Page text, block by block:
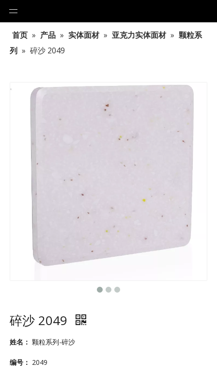
首页 » 产品 » 实体面材 » 亚克力实体面材 » 颗粒系
列 » 碎沙 2049
碎沙 2049
姓名： 颗粒系列-碎沙
编号： 2049